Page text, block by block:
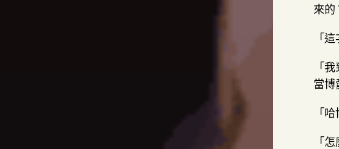
來的
「
「
當博
「
「